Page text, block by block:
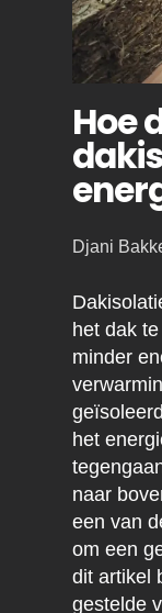
Hoe
Posted
Djani
het dak
minder
het
naar
een van
om een
dit artikel
gestelde